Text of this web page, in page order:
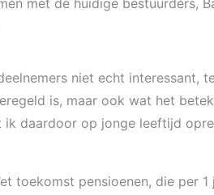
met de huidige bestuurders,
niet echt interessant,
is, maar ook wat het
daardoor op jonge leeftijd
toekomst pensioenen, die per